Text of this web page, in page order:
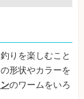
りを楽しむこと
形状やカラーを
のワームをいろ